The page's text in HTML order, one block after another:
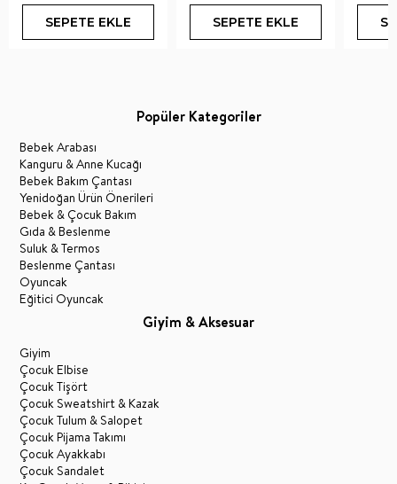
SEPETE EKLE SEPETE EKLE
Popüler Kategoriler
Bebek Arabası
Kanguru & Anne Kucağı
Bebek Bakım Çantası
Yenidoğan Ürün Önerileri
Bebek & Çocuk Bakım
Gıda & Beslenme
Suluk & Termos
Beslenme Çantası
Oyuncak
Eğitici Oyuncak
Giyim & Aksesuar
Giyim
Çocuk Elbise
Çocuk Tişört
Çocuk Sweatshirt & Kazak
Çocuk Tulum & Salopet
Çocuk Pijama Takımı
Çocuk Ayakkabı
Çocuk Sandalet